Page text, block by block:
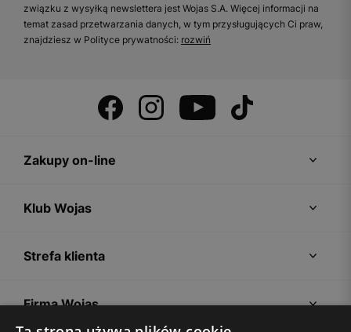
związku z wysyłką newslettera jest Wojas S.A. Więcej informacji na
temat zasad przetwarzania danych, w tym przysługujących Ci praw,
znajdziesz w Polityce prywatności: rozwiń
Zakupy on-line
Klub Wojas
Strefa klienta
Firma Wojas